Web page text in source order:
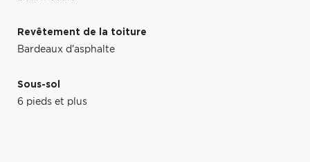
Revêtement de la toiture
Bardeaux d'asphalte
Sous-sol
6 pieds et plus